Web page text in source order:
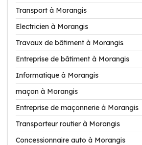
Transport à Morangis
Electricien à Morangis
Travaux de bâtiment à Morangis
Entreprise de bâtiment à Morangis
Informatique à Morangis
maçon à Morangis
Entreprise de maçonnerie à Morangis
Transporteur routier à Morangis
Concessionnaire auto à Morangis